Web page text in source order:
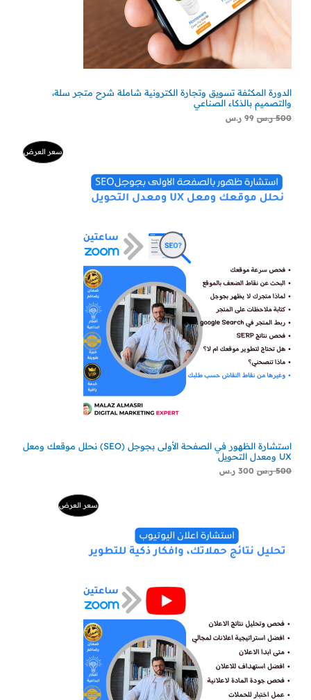
الدورة المكثفة تسويق وتجارة الكترونية شاملة شرح متجر سلة،
والتصميم بالذكاء الصناعي
500 ر.س 99 ر.س
سعر العرضمنتج
استشارة الظهور في الصفحة الأولى بجوجل (SEO) نحلل موقعك ومعل
UX ومعدل التحويل
500 ر.س
500 ر.س.
300 ر.س
300 ر.س.
سعر العرضمنتج
229 ر.س.